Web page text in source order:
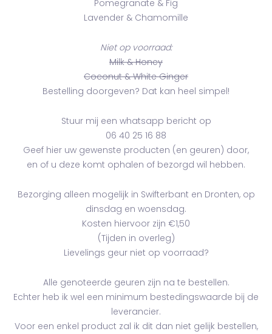
Pomegranate & Fig
Lavender & Chamomille
Niet op voorraad:
Milk & Honey
Coconut & White Ginger
Bestelling doorgeven? Dat kan heel simpel!
Stuur mij een whatsapp bericht op
06 40 25 16 88
Geef hier uw gewenste producten (en geuren) door,
en of u deze komt ophalen of bezorgd wil hebben.
Bezorging alleen mogelijk in Swifterbant en Dronten, op
dinsdag en woensdag.
Kosten hiervoor zijn €1,50
(Tijden in overleg)
Lievelings geur niet op voorraad?
Alle genoteerde geuren zijn na te bestellen.
Echter heb ik wel een minimum bestedingswaarde bij de
leverancier.
Voor een enkel product zal ik dit dan niet gelijk bestellen,